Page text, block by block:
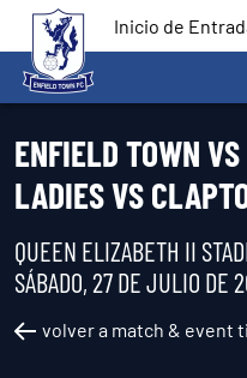
Inicio de
ENFIELD TOWN
LADIES VS
QUEEN ELIZABETH II
SÁBADO, 27 DE JULIO DE
volver a match & event